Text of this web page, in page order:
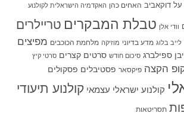
על דוקאביב האחים כהן האקדמיה הישראלית לקולנוע
וודי אלן טבלת המבקרים טריילרים
לייב בלוג מדע בדיוני מוזיקה מלחמת הכוכבים מפיצים
ספילברג סיכום חודש סרטים קצרים סרטי קיץ
הקצה פיקסאר פסטיבלים פסקולים
קולנוע ישראלי עצמאי קולנוע תיעודי
תסריטאות